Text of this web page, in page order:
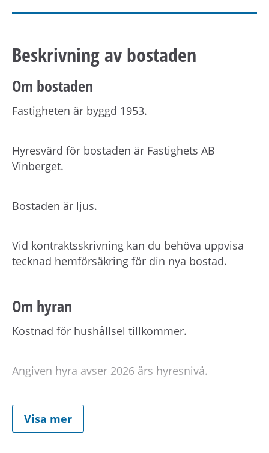
Beskrivning av bostaden
Om bostaden
Fastigheten är byggd 1953.
Hyresvärd för bostaden är Fastighets AB
Vinberget.
Bostaden är ljus.
Vid kontraktsskrivning kan du behöva uppvisa
tecknad hemförsäkring för din nya bostad.
Om hyran
Kostnad för hushållsel tillkommer.
Angiven hyra avser 2026 års hyresnivå.
Förmedlingsinformation
Visa mer